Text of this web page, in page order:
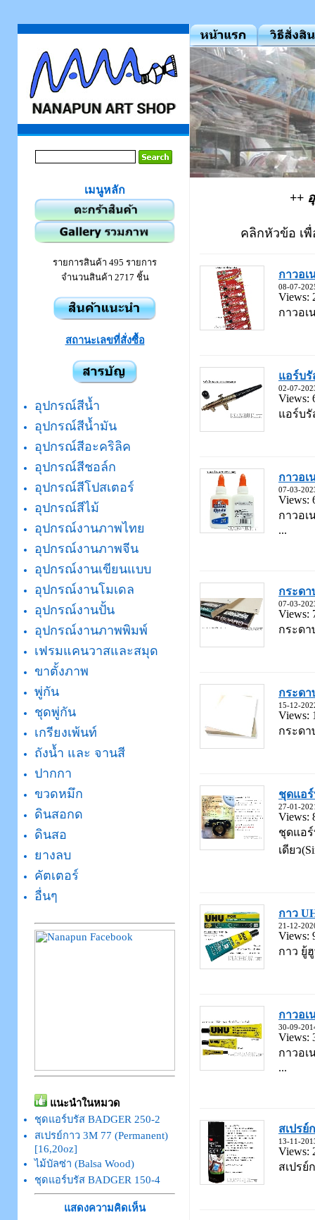
เมนูหลัก
รายการสินค้า 495 รายการ
จำนวนสินค้า 2717 ชิ้น
สถานะเลขที่สั่งซื้อ
อุปกรณ์สีน้ำ
อุปกรณ์สีน้ำมัน
อุปกรณ์สีอะคริลิค
อุปกรณ์สีชอล์ก
อุปกรณ์สีโปสเตอร์
อุปกรณ์สีไม้
อุปกรณ์งานภาพไทย
อุปกรณ์งานภาพจีน
อุปกรณ์งานเขียนแบบ
อุปกรณ์งานโมเดล
อุปกรณ์งานปั้น
อุปกรณ์งานภาพพิมพ์
เฟรมแคนวาสและสมุด
ขาตั้งภาพ
พู่กัน
ชุดพู่กัน
เกรียงเพ้นท์
ถังน้ำ และ จานสี
ปากกา
ขวดหมึก
ดินสอกด
ดินสอ
ยางลบ
คัตเตอร์
อื่นๆ
แนะนำในหมวด
ชุดแอร์บรัส BADGER 250-2
สเปรย์กาว 3M 77 (Permanent)
[16,20oz]
ไม้บัลซ่า (Balsa Wood)
ชุดแอร์บรัส BADGER 150-4
แสดงความคิดเห็น
++
คลิกหัวข้อ เพื่
กาวอเ
08-07-
Views:
กาวอเ
แอร์บรั
02-07-
Views:
แอร์บรั
กาวอเ
07-03-
Views:
กาวอเ
...
กระดา
07-03-
Views:
กระดา
กระดา
15-12-
Views:
กระด
ชุดแอร์
27-01-
Views:
ชุดแอร์
เดียว
กาว
21-12-
Views:
กาว ยู้
กาวอเ
30-09-
Views:
กาวอเ
...
สเปรย์
13-11-
Views:
สเปรย์